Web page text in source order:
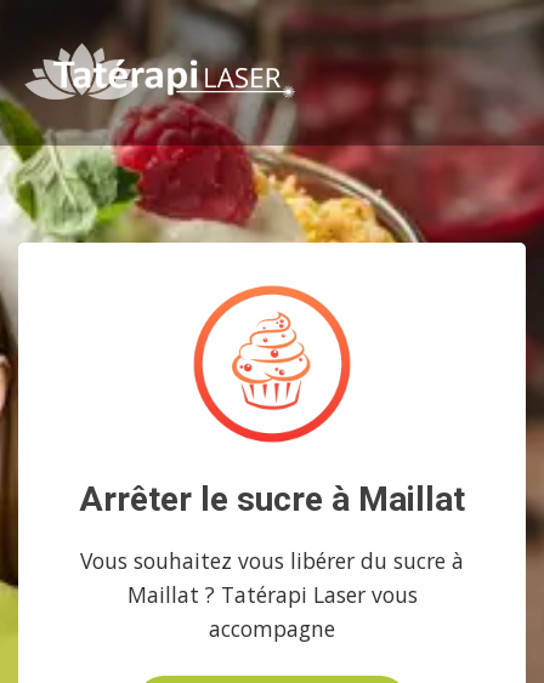
Arrêter le sucre à Maillat
Vous souhaitez vous libérer du sucre à
Maillat ? Tatérapi Laser vous
accompagne